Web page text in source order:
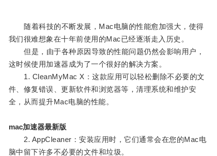
随着科技的不断发展，Mac电脑的性能愈加强大，使得
我们很难想象在十年前使用的Mac已经逐渐走入历史。
但是，由于各种原因导致的性能问题仍然会影响用户，
这时候使用加速器成为了一个很好的解决方案。
1. CleanMyMac X：这款应用可以轻松删除不必要的文
件、修复错误、更新软件和浏览器等，清理系统和维护安
全，从而提升Mac电脑的性能。
mac加速器最新版
2. AppCleaner：安装应用时，它们通常会在您的Mac电
脑中留下许多不必要的文件和垃圾。